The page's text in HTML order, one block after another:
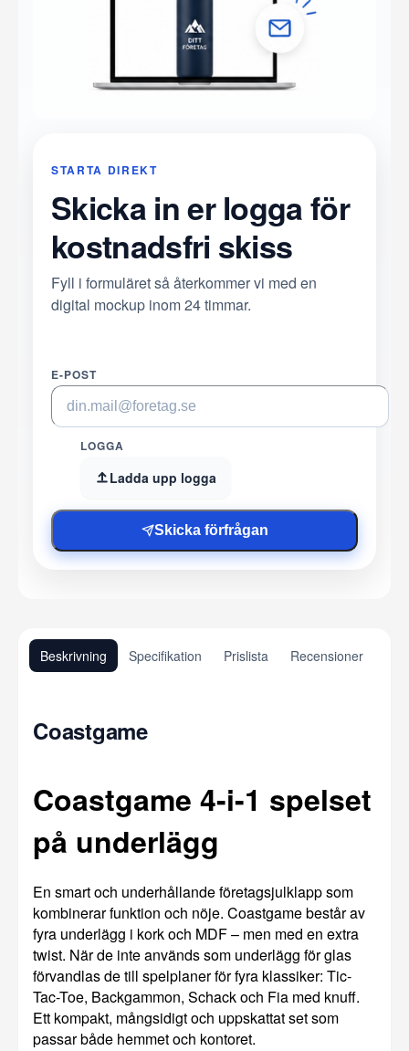
STARTA DIREKT
Skicka in er logga för
kostnadsfri skiss
Fyll i formuläret så återkommer vi med en
digital mockup inom 24 timmar.
E-POST
LOGGA
Ladda upp logga
Skicka förfrågan
Beskrivning Specifikation Prislista Recensioner
Coastgame
Coastgame 4-i-1 spelset
på underlägg
En smart och underhållande företagsjulklapp som
kombinerar funktion och nöje. Coastgame består av
fyra underlägg i kork och MDF – men med en extra
twist. När de inte används som underlägg för glas
förvandlas de till spelplaner för fyra klassiker: Tic-
Tac-Toe, Backgammon, Schack och Fia med knuff.
Ett kompakt, mångsidigt och uppskattat set som
passar både hemmet och kontoret.